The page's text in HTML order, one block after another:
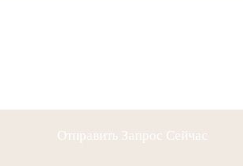
Отправить Запрос Сейчас